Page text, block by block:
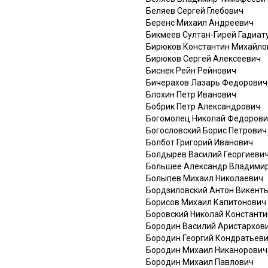
Беляев Сергей Глебович
Беренс Михаил Андреевич
Бикмеев Султан-Гирей
Бирюков Константин
Бирюков Сергей Алексеевич
Биснек Рейн Рейнович
Бичерахов Лазарь Федорович
Блохин Петр Иванович
Бобрик Петр Александрович
Богомолец Николай
Богословский Борис Петрович
Болбот Григорий Иванович
Болдырев Василий Георгиевич
Большее Александр
Болыпев Михаил Николаевич
Бордзиловский Антон
Борисов Михаил Капитонович
Боровский Николай
Бородин Василий
Бородин Георгий
Бородин Михаил Никанорович
Бородин Михаил Павлович